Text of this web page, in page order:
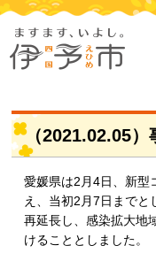
（2021.02.05）
愛媛県は2月4日、新型
え、当初2月7日までと
再延長し、感染拡大地
けることとしました。